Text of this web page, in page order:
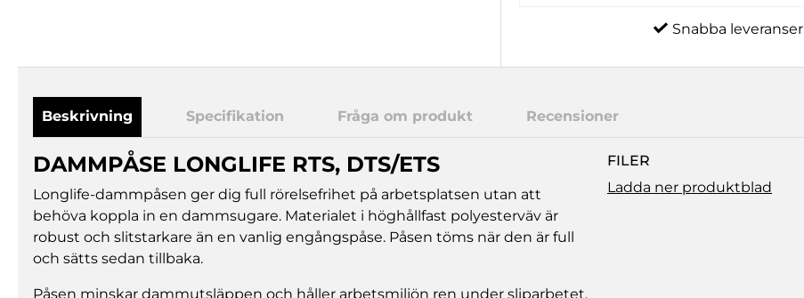
Snabba leveranser
Beskrivning Specifikation Fråga om produkt Recensioner
DAMMPÅSE LONGLIFE RTS, DTS/ETS
Longlife-dammpåsen ger dig full rörelsefrihet på arbetsplatsen utan att
behöva koppla in en dammsugare. Materialet i höghållfast polyesterväv är
robust och slitstarkare än en vanlig engångspåse. Påsen töms när den är full
och sätts sedan tillbaka.
Påsen minskar dammutsläppen och håller arbetsmiljön ren under sliparbetet,
FILER
Ladda ner produktblad